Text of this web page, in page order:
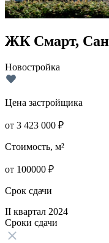
ЖК Смарт,
Новостройка
Цена застройщика
от 3 423 000 ₽
Стоимость, м²
от 100000 ₽
Срок сдачи
II квартал 2024
Сроки сдачи